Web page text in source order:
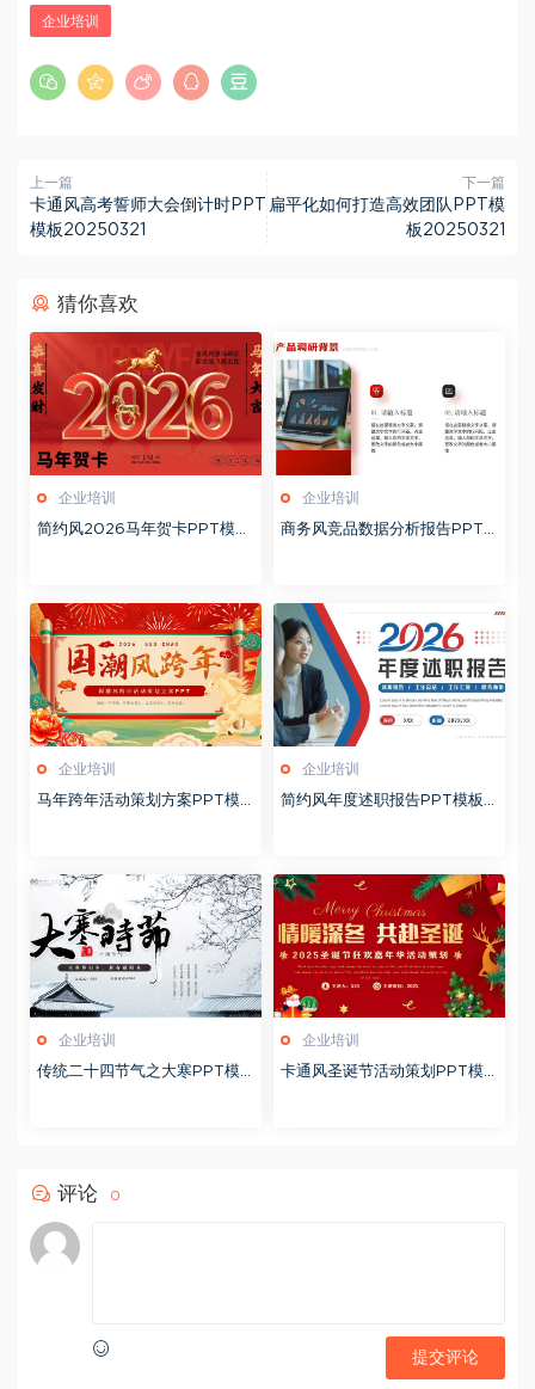
企业培训
上一篇
卡通风高考誓师大会倒计时PPT
模板20250321
下一篇
扁平化如何打造高效团队PPT模
板20250321
猜你喜欢
企业培训
简约风2026马年贺卡PPT模板
企业培训
商务风竞品数据分析报告PPT
企业培训
马年跨年活动策划方案PPT模
企业培训
简约风年度述职报告PPT模板2
企业培训
传统二十四节气之大寒PPT模
企业培训
卡通风圣诞节活动策划PPT模
评论 0
提交评论